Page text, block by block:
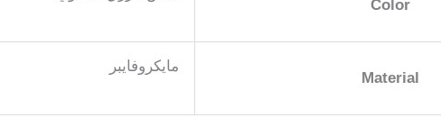
Color
Material
مايكروفايبر